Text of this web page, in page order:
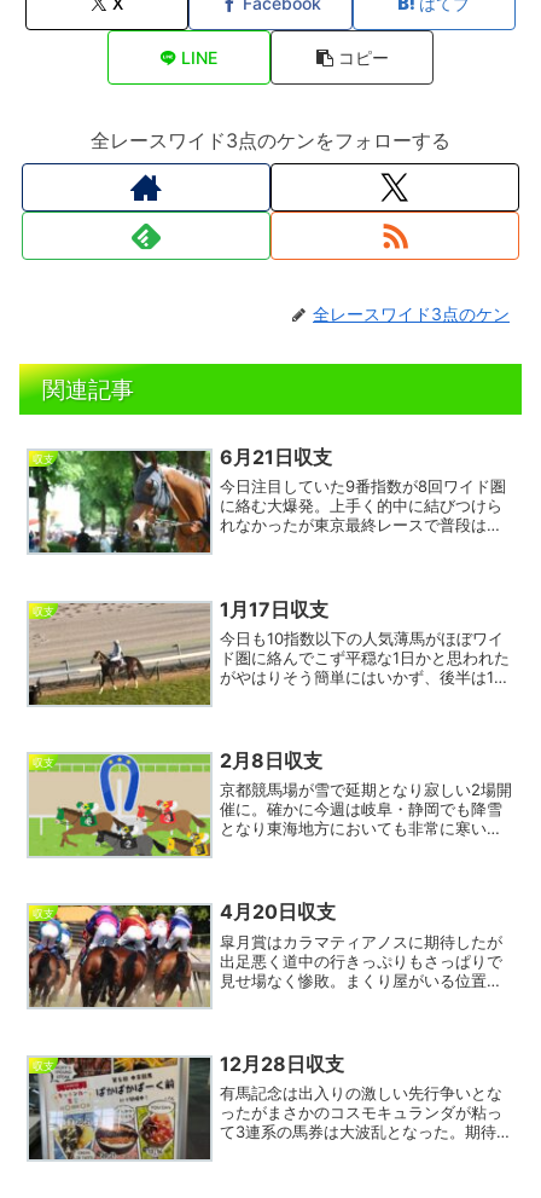
LINE コピー
全レースワイド3点のケンをフォローする
全レースワイド3点のケン
関連記事
収支 6月21日収支
今日注目していた9番指数が8回ワイド圏
に絡む大爆発。上手く的中に結びつけら
れなかったが東京最終レースで普段はほ
本日は函館1レース...
収支 1月17日収支
今日も10指数以下の人気薄馬がほぼワイ
ド圏に絡んでこず平穏な1日かと思われた
がやはりそう簡単にはいかず、後半は16
けで後半6レー...
収支 2月8日収支
京都競馬場が雪で延期となり寂しい2場開
催に。確かに今週は岐阜・静岡でも降雪
となり東海地方においても非常に寒い日
きれず芳しくな...
収支 4月20日収支
皐月賞はカラマティアノスに期待したが
出足悪く道中の行きっぷりもさっぱりで
見せ場なく惨敗。まくり屋がいる位置取
た。今日は残念ながらマイ...
収支 12月28日収支
有馬記念は出入りの激しい先行争いとな
ったがまさかのコスモキュランダが粘っ
て3連系の馬券は大波乱となった。期待し